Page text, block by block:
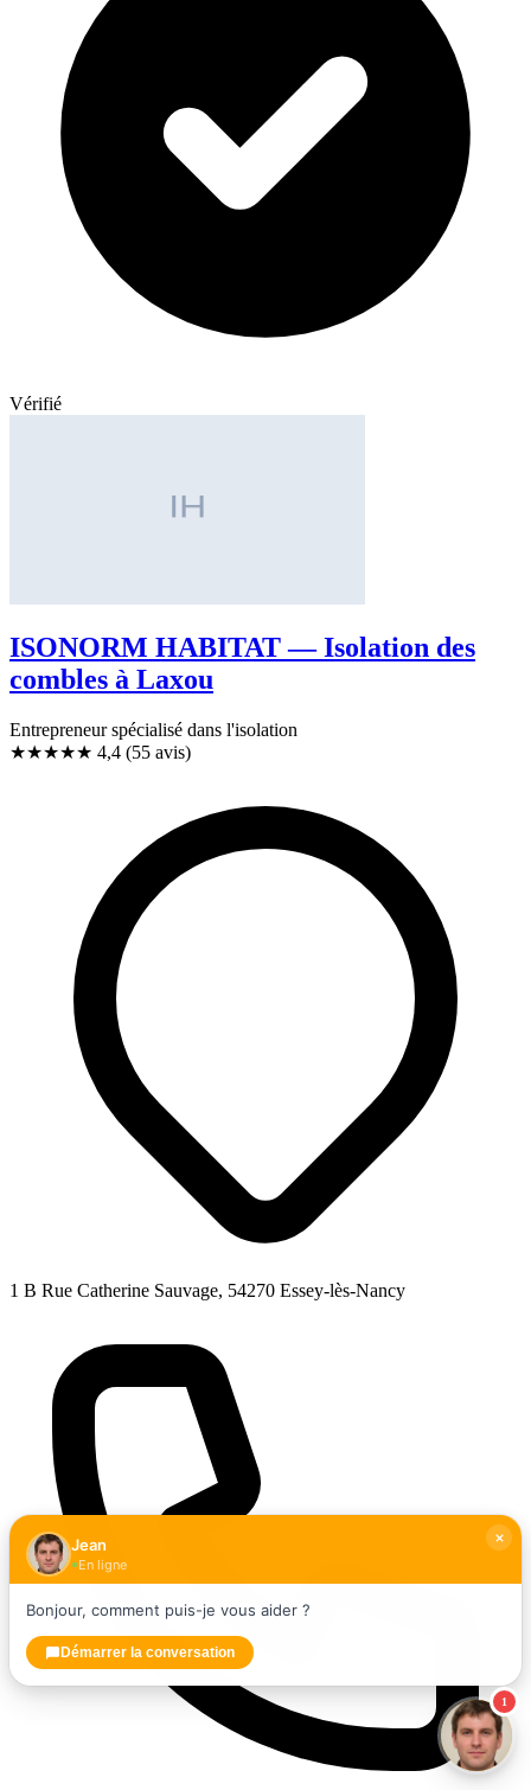
Vérifié
ISONORM HABITAT — Isolation des
combles à Laxou
Entrepreneur spécialisé dans l'isolation
★★★★★ 4,4 (55 avis)
1 B Rue Catherine Sauvage, 54270 Essey-lès-Nancy
1
Jean
En ligne
Bonjour, comment puis-je vous aider ?
Démarrer la conversation